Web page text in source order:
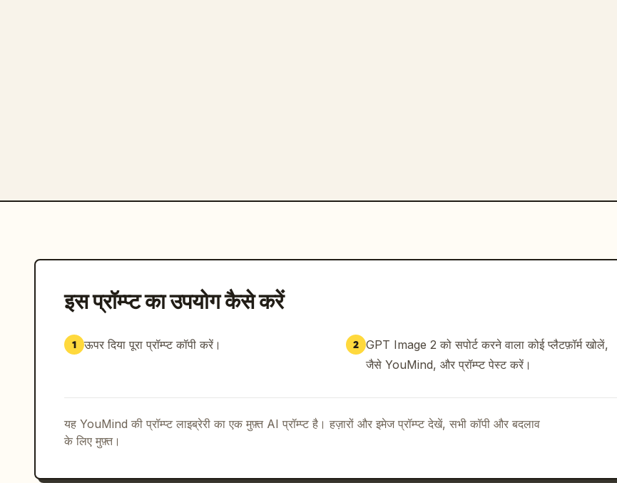
इस प्रॉम्प्ट का उपयोग कैसे करें
1 ऊपर दिया पूरा प्रॉम्प्ट कॉपी करें। 2 GPT Image 2 को सपोर्ट करने वाला कोई प्लैटफ़ॉर्म खोलें,
जैसे YouMind, और प्रॉम्प्ट पेस्ट करें।
यह YouMind की प्रॉम्प्ट लाइब्रेरी का एक मुफ़्त AI प्रॉम्प्ट है। हज़ारों और इमेज प्रॉम्प्ट देखें, सभी कॉपी और बदलाव
के लिए मुफ़्त।